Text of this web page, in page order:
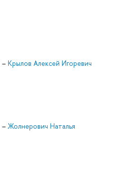
– Крылов Алексей Игоревич
– Жолнерович Наталья